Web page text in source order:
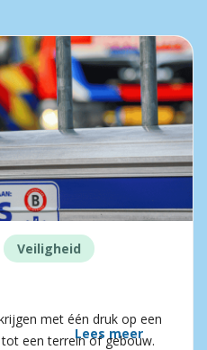
Veiligheid
met één druk op een
een terrein of gebouw.
Lees meer